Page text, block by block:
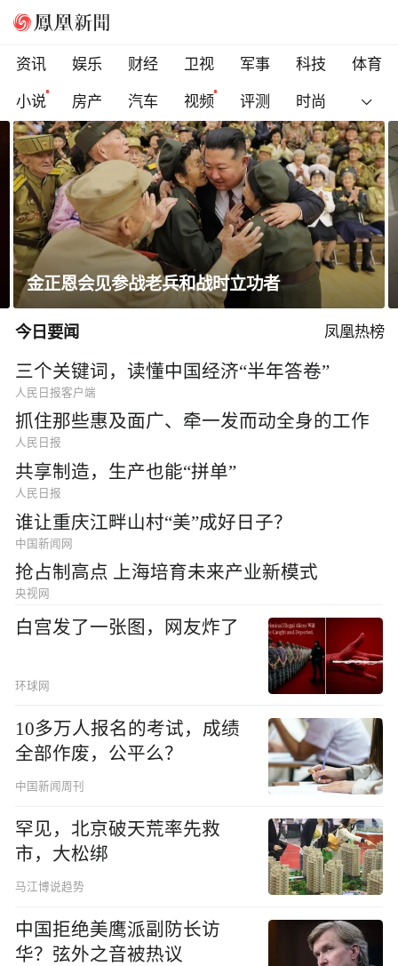
资讯 娱乐 财经 卫视 军事 科技
体育
小说
房产 汽车 视频 评测 时尚
高圆圆晒出游随拍笑容明媚状态松弛
今日要闻 凤凰热榜
三个关键词，读懂中国经济“半年答卷”
人民日报客户端
抓住那些惠及面广、牵一发而动全身的工作
人民日报
共享制造，生产也能“拼单”
人民日报
谁让重庆江畔山村“美”成好日子？
中国新闻网
抢占制高点 上海培育未来产业新模式
央视网
白宫发了一张图，网友炸了
环球网
10多万人报名的考试，成绩
全部作废，公平么？
中国新闻周刊
罕见，北京破天荒率先救
市，大松绑
马江博说趋势
中国拒绝美鹰派副防长访
华？弦外之音被热议